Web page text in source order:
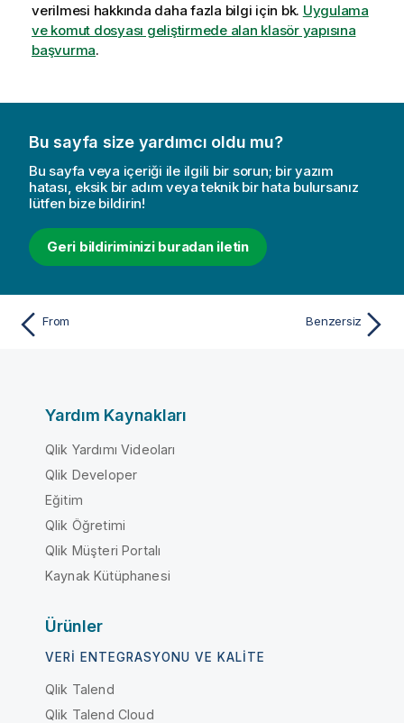
verilmesi hakkında daha fazla bilgi için bk. Uygulama
ve komut dosyası geliştirmede alan klasör yapısına
başvurma.
Bu sayfa size yardımcı oldu mu?
Bu sayfa veya içeriği ile ilgili bir sorun; bir yazım
hatası, eksik bir adım veya teknik bir hata bulursanız
lütfen bize bildirin!
Geri bildiriminizi buradan iletin
From Benzersiz
Yardım Kaynakları
Qlik Yardımı Videoları
Qlik Developer
Eğitim
Qlik Öğretimi
Qlik Müşteri Portalı
Kaynak Kütüphanesi
Ürünler
VERI ENTEGRASYONU VE KALITE
Qlik Talend
Qlik Talend Cloud